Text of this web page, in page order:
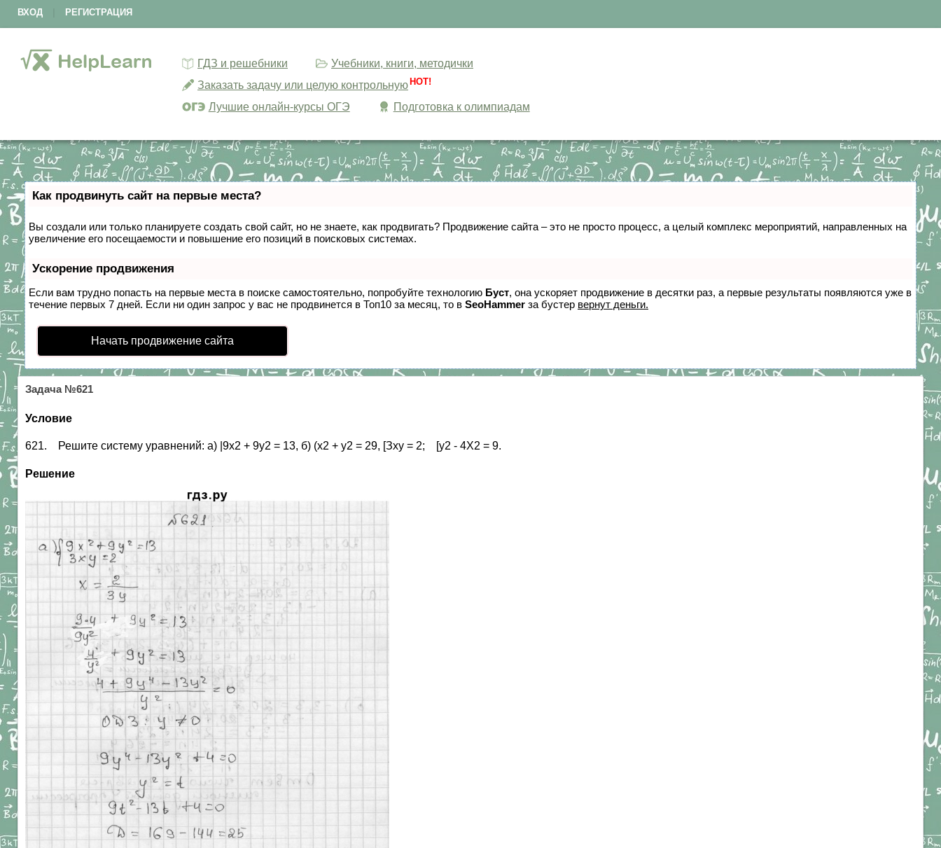
ВХОД РЕГИСТРАЦИЯ
ГДЗ и решебники
Учебники, книги, методички
Заказать задачу или целую контрольную HOT!
Лучшие онлайн-курсы ОГЭ Подготовка к олимпиадам
Как продвинуть сайт на первые места?
Вы создали или только планируете создать свой сайт, но не знаете, как продвигать? Продвижение сайта – это не просто процесс, а целый комплекс мероприятий, направленных на
увеличение его посещаемости и повышение его позиций в поисковых системах.
Ускорение продвижения
Если вам трудно попасть на первые места в поиске самостоятельно, попробуйте технологию Буст, она ускоряет продвижение в десятки раз, а первые результаты появляются уже в
течение первых 7 дней. Если ни один запрос у вас не продвинется в Топ10 за месяц, то в SeoHammer за бустер вернут деньги.
Начать продвижение сайта
Задача №621
Условие
621. Решите систему уравнений: а) |9х2 + 9у2 = 13, б) (х2 + у2 = 29, [Зху = 2; [у2 - 4Х2 = 9.
Решение